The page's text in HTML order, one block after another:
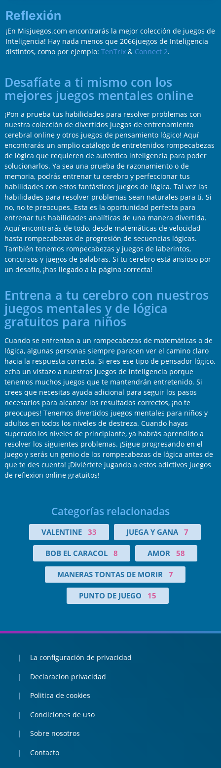
Reflexión
¡En Misjuegos.com encontrarás la mejor colección de juegos de
Inteligencia! Hay nada menos que 2066juegos de Inteligencia
distintos, como por ejemplo: TenTrix& Connect 2.
Desafíate a ti mismo con los
mejores juegos mentales online
¡Pon a prueba tus habilidades para resolver problemas con
nuestra colección de divertidos juegos de entrenamiento
cerebral online y otros juegos de pensamiento lógico! Aquí
encontrarás un amplio catálogo de entretenidos rompecabezas
de lógica que requieren de auténtica inteligencia para poder
solucionarlos. Ya sea una prueba de razonamiento o de
memoria, podrás entrenar tu cerebro y perfeccionar tus
habilidades con estos fantásticos juegos de lógica. Tal vez las
habilidades para resolver problemas sean naturales para ti. Si
no, no te preocupes. Esta es la oportunidad perfecta para
entrenar tus habilidades analíticas de una manera divertida.
Aquí encontrarás de todo, desde matemáticas de velocidad
hasta rompecabezas de progresión de secuencias lógicas.
También tenemos rompecabezas y juegos de laberintos,
concursos y juegos de palabras. Si tu cerebro está ansioso por
un desafío, ¡has llegado a la página correcta!
Entrena a tu cerebro con nuestros
juegos mentales y de lógica
gratuitos para niños
Cuando se enfrentan a un rompecabezas de matemáticas o de
lógica, algunas personas siempre parecen ver el camino claro
hacia la respuesta correcta. Si eres ese tipo de pensador lógico,
echa un vistazo a nuestros juegos de inteligencia porque
tenemos muchos juegos que te mantendrán entretenido. Si
crees que necesitas ayuda adicional para seguir los pasos
necesarios para alcanzar los resultados correctos, ¡no te
preocupes! Tenemos divertidos juegos mentales para niños y
adultos en todos los niveles de destreza. Cuando hayas
superado los niveles de principiante, ya habrás aprendido a
resolver los siguientes problemas. ¡Sigue progresando en el
juego y serás un genio de los rompecabezas de lógica antes de
que te des cuenta! ¡Diviértete jugando a estos adictivos juegos
de reflexion online gratuitos!
Categorías relacionadas
VALENTINE 33 JUEGA Y GANA 7
BOB EL CARACOL 8 AMOR 58
MANERAS TONTAS DE MORIR 7
PUNTO DE JUEGO 15
La configuración de privacidad
Declaracion privacidad
Politica de cookies
Condiciones de uso
Sobre nosotros
Contacto